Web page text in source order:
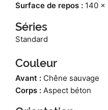
Surface de repos : 140 x
Séries
Standard
Couleur
Avant : Chêne sauvage
Corps : Aspect béton